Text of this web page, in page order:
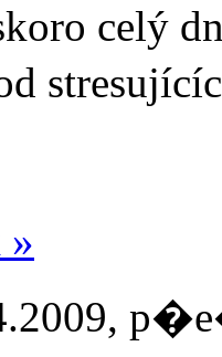
celý